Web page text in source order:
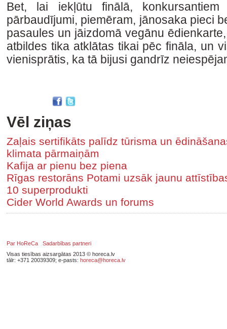
Bet, lai iekļūtu finālā,
pārbaudījumi, piemēram, jānosaka pieci
pasaules un jāizdomā vegānu
atbildes tika atklātas tikai pēc fināla, un
vienisprātis, ka tā bijusi gandrīz
Vēl ziņas
Zaļais sertifikāts palīdz tūrisma un
klimata pārmaiņām
Kafija ar pienu bez piena
Rīgas restorāns Potami uzsāk jaunu
10 superprodukti
Cider World Awards un forums
Par HoReCa
Sadarbības partneri
Visas tiesības aizsargātas 2013 © horeca.lv
tālr: +371 20039309; e-pasts: horeca@horeca.lv